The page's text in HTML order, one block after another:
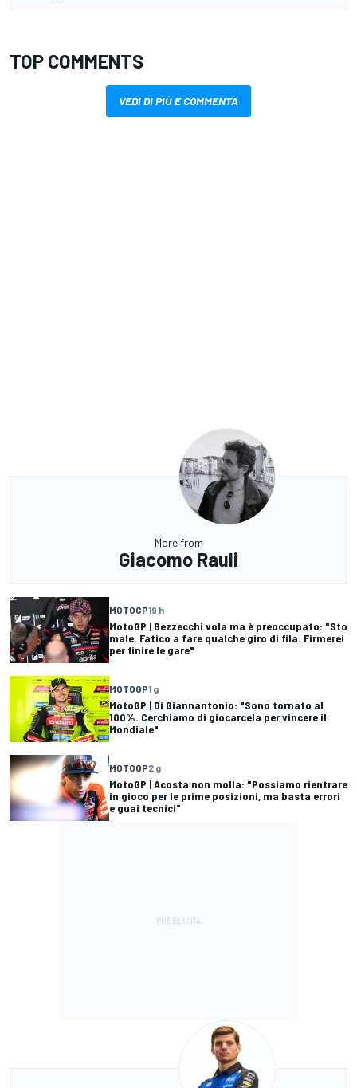
TOP COMMENTS
VEDI DI PIÙ E COMMENTA
More from
Giacomo Rauli
MOTOGP19 h
MotoGP | Bezzecchi vola ma è preoccupato: "Sto
male. Fatico a fare qualche giro di fila. Firmerei
per finire le gare"
MOTOGP1 g
MotoGP | Di Giannantonio: "Sono tornato al
100%. Cerchiamo di giocarcela per vincere il
Mondiale"
MOTOGP2 g
MotoGP | Acosta non molla: "Possiamo rientrare
in gioco per le prime posizioni, ma basta errori
e guai tecnici"